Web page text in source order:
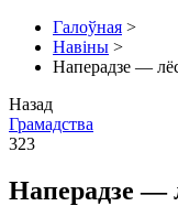
Галоўная >
Навіны >
Наперадзе —
Назад
Грамадства
323
Наперадзе —